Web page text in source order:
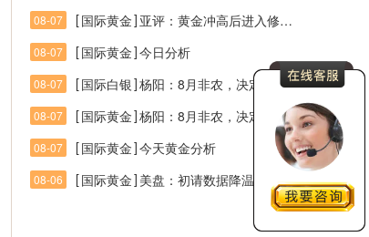
08-07 [国际黄金] 亚评：黄金冲高后进入修正，关注4300压力与4220支撑
08-07 [国际黄金]今日分析
08-07 [国际白银]杨阳：8月非农，决定黄金多头后续走势！
08-07 [国际黄金]杨阳：8月非农，决定黄金多头后续走势！
08-07 [国际黄金]今天黄金分析
08-06 [国际黄金] 美盘：初请数据降温支撑美元，黄金晚间关注4200支撑